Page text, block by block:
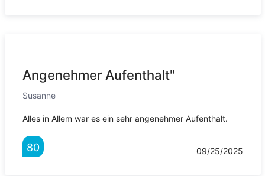
Angenehmer Aufenthalt"
Susanne
Alles in Allem war es ein sehr angenehmer Aufenthalt.
80 09/25/2025